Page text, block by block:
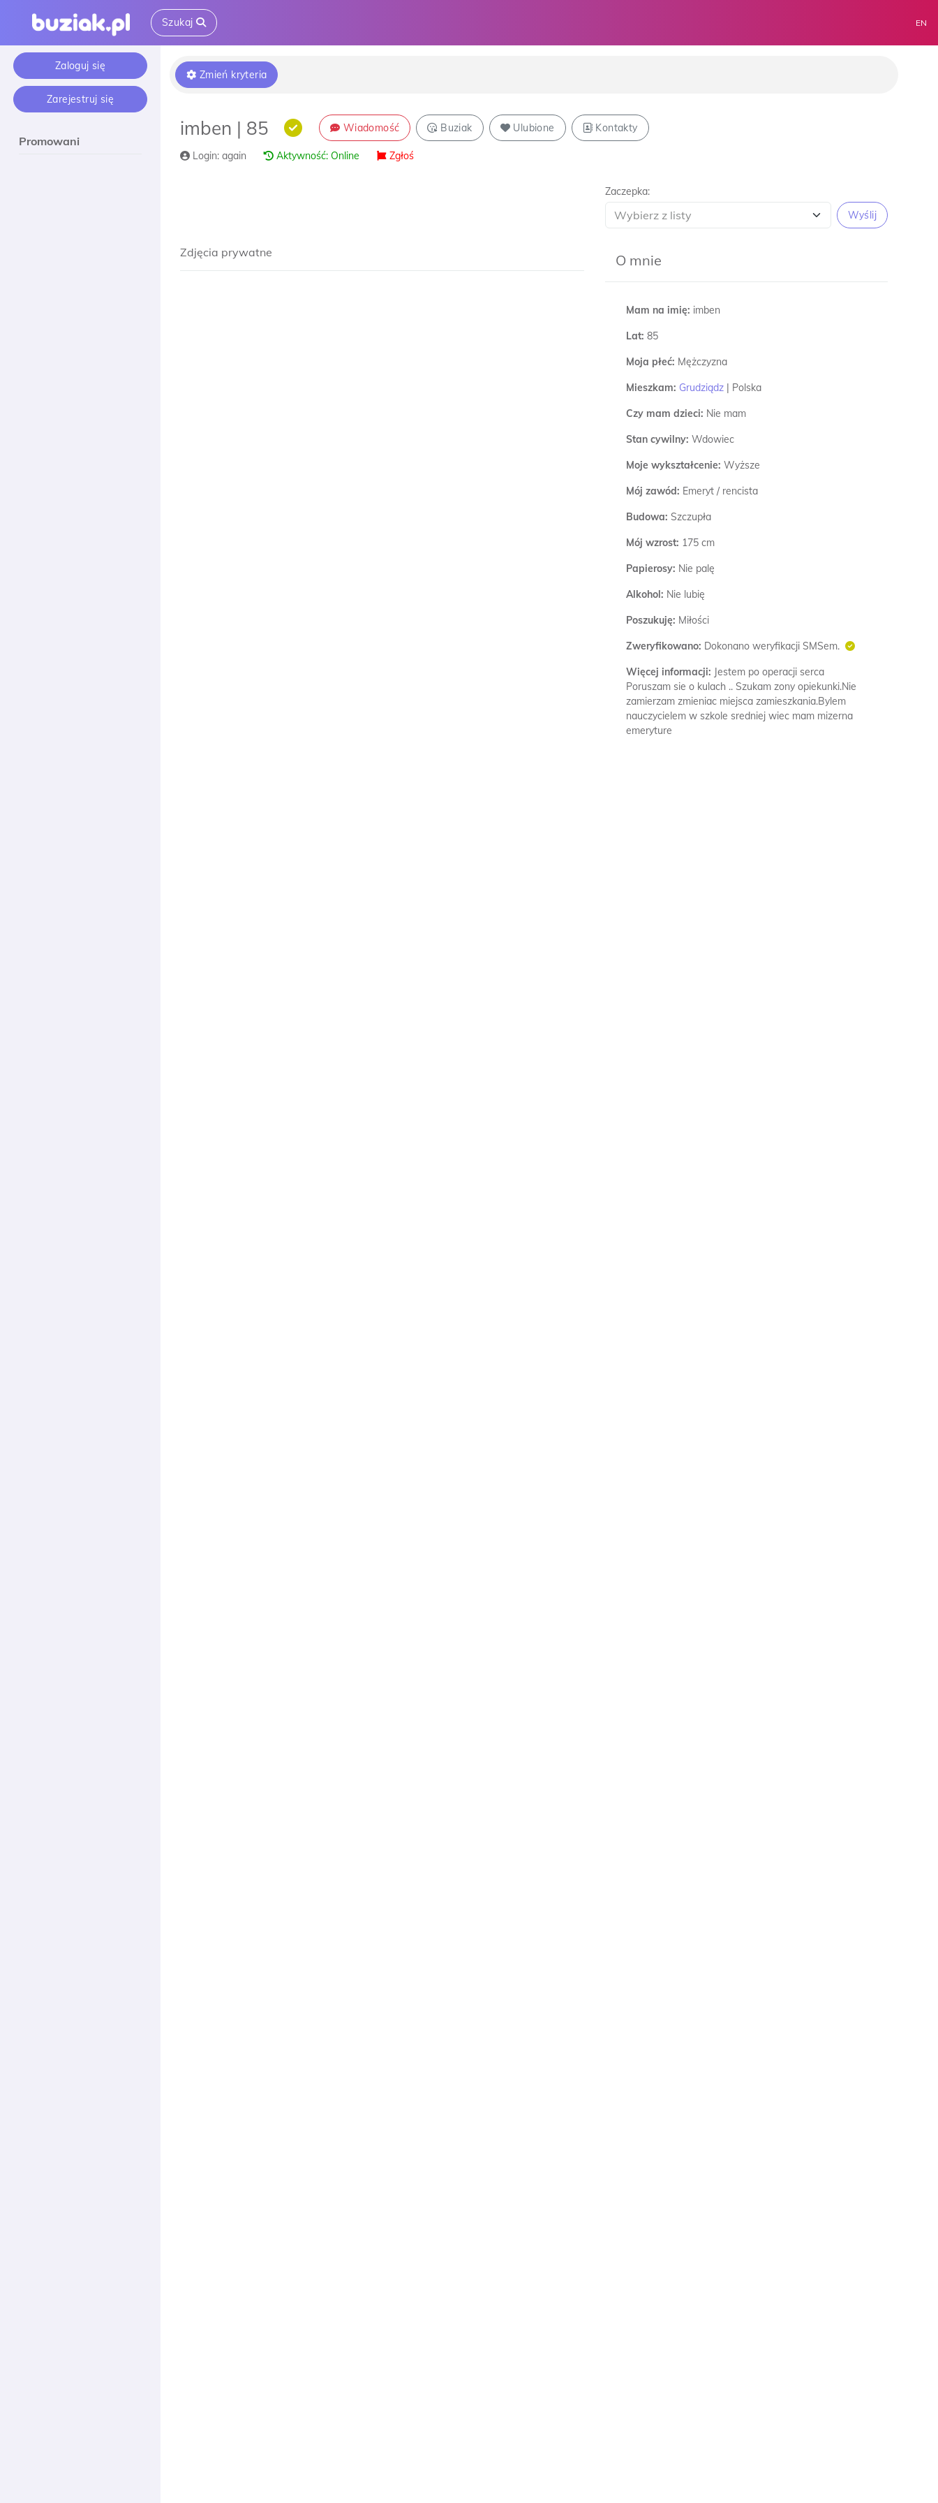
Szukaj EN
Zaloguj się
Zarejestruj się
Promowani
Zmień kryteria
imben | 85 Wiadomość Buziak Ulubione Kontakty
Login: again Aktywność: Online Zgłoś
Zdjęcia prywatne
Zaczepka:
Wyślij
O mnie
Mam na imię: imben
Lat: 85
Moja płeć: Mężczyzna
Mieszkam: Grudziądz | Polska
Czy mam dzieci: Nie mam
Stan cywilny: Wdowiec
Moje wykształcenie: Wyższe
Mój zawód: Emeryt / rencista
Budowa: Szczupła
Mój wzrost: 175 cm
Papierosy: Nie palę
Alkohol: Nie lubię
Poszukuję: Miłości
Zweryfikowano: Dokonano weryfikacji SMSem.
Więcej informacji: Jestem po operacji serca
Poruszam sie o kulach .. Szukam zony opiekunki.Nie
zamierzam zmieniac miejsca zamieszkania.Bylem
nauczycielem w szkole sredniej wiec mam mizerna
emeryture